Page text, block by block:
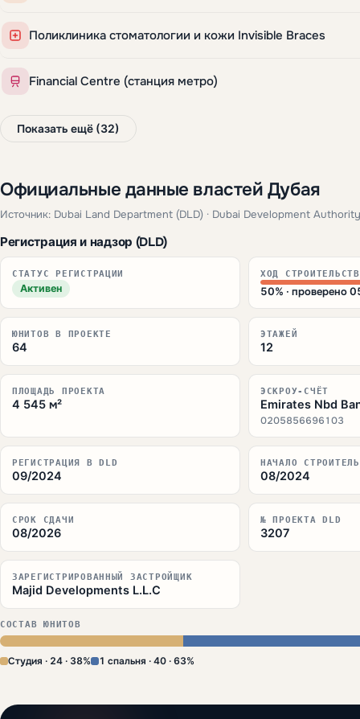
Поликлиника стоматологии и кожи Invisible Braces
Financial Centre (станция метро)
Показать ещё (32)
Официальные данные властей Дубая
Источник: Dubai Land Department (DLD) · Dubai Development
Регистрация и надзор (DLD)
СТАТУС РЕГИСТРАЦИИ
Активен
ХОД
50% · проверено
ЮНИТОВ В ПРОЕКТЕ
64
ЭТАЖЕЙ
12
ПЛОЩАДЬ ПРОЕКТА
4 545 м²
ЭСКРОУ-СЧЁТ
Emirates Nbd
0205856696103
РЕГИСТРАЦИЯ В DLD
09/2024
НАЧАЛО
08/2024
СРОК СДАЧИ
08/2026
№ ПРОЕКТА DLD
3207
ЗАРЕГИСТРИРОВАННЫЙ ЗАСТРОЙЩИК
Majid Developments L.L.C
СОСТАВ ЮНИТОВ
Студия · 24 · 38% 1 спальня · 40 · 63%